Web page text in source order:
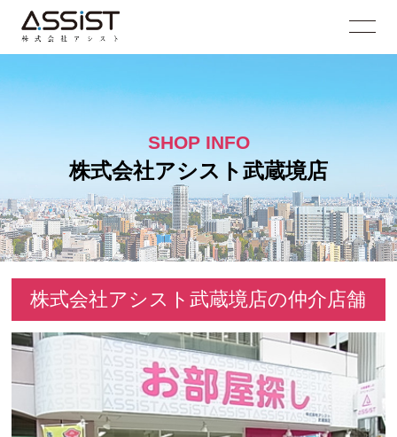
SHOP INFO
株式会社アシスト武蔵境店
株式会社アシスト武蔵境店の仲介店舗